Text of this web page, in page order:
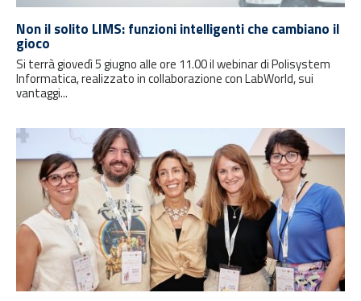
Non il solito LIMS: funzioni intelligenti che cambiano il
gioco
Si terrà giovedì 5 giugno alle ore 11.00 il webinar di Polisystem
Informatica, realizzato in collaborazione con LabWorld, sui
vantaggi...